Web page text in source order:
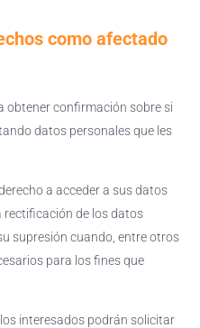
como afectado
obtener confirmación sobre si
datos personales que les
a acceder a sus datos
rectificación de los datos
supresión cuando, entre otros
para los fines que
interesados podrán solicitar